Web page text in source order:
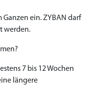
Ganzen ein. ZYBAN darf
werden.
7 bis 12 Wochen
längere